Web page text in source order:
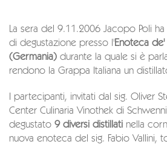
La sera del 9.11.2006 Jacopo Poli
di degustazione presso l'Enoteca de'
(Germania) durante la quale si è
rendono la Grappa Italiana un
I partecipanti, invitati dal sig. Oliver
Center Culinaria Vinothek di
degustato 9 diversi distillati nella
nuova enoteca del sig. Fabio Vallini,